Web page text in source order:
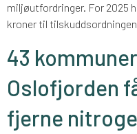
miljøutfordringer. For 2025
kroner til
43
Oslofjorden
fjerne